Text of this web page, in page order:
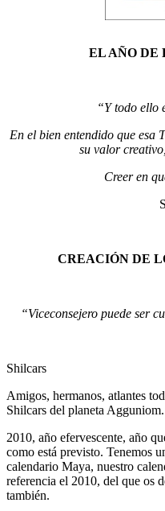
EL AÑO DE
“Y todo ello
En el bien entendido que esa
su valor
Creer en
CREACIÓN DE
“Viceconsejero puede ser
Shilcars
Amigos, hermanos, atlantes
Shilcars del planeta Agguniom.
2010, año efervescente, año
como está previsto. Tenemos
calendario Maya, nuestro
referencia el 2010, del que os
también.